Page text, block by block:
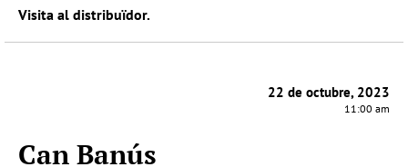
Visita al distribuïdor.
22 de octubre, 2023
11:00 am
Can Banús